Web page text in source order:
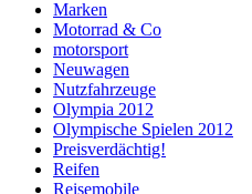
Marken
Motorrad & Co
motorsport
Neuwagen
Nutzfahrzeuge
Olympia 2012
Olympische Spielen 2012
Preisverdächtig!
Reifen
Reisemobile